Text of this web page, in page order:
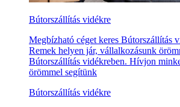
Bútorszállítás vidékre
Megbízható céget keres Bútorszállítás
Remek helyen jár, vállalkozásunk
Bútorszállítás vidékreben. Hívjon
örömmel segítünk
Bútorszállítás vidékre